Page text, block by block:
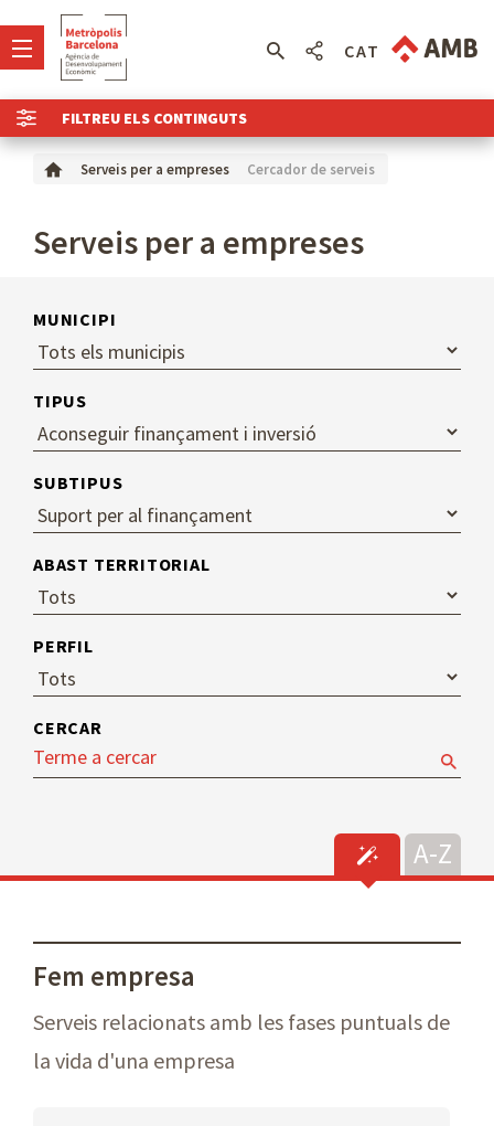
FILTREU ELS CONTINGUTS
CAT
Serveis per a empreses Cercador de serveis
Serveis per a empreses
MUNICIPI
TIPUS
SUBTIPUS
ABAST TERRITORIAL
PERFIL
CERCAR
Fem empresa
Serveis relacionats amb les fases puntuals de
la vida d'una empresa